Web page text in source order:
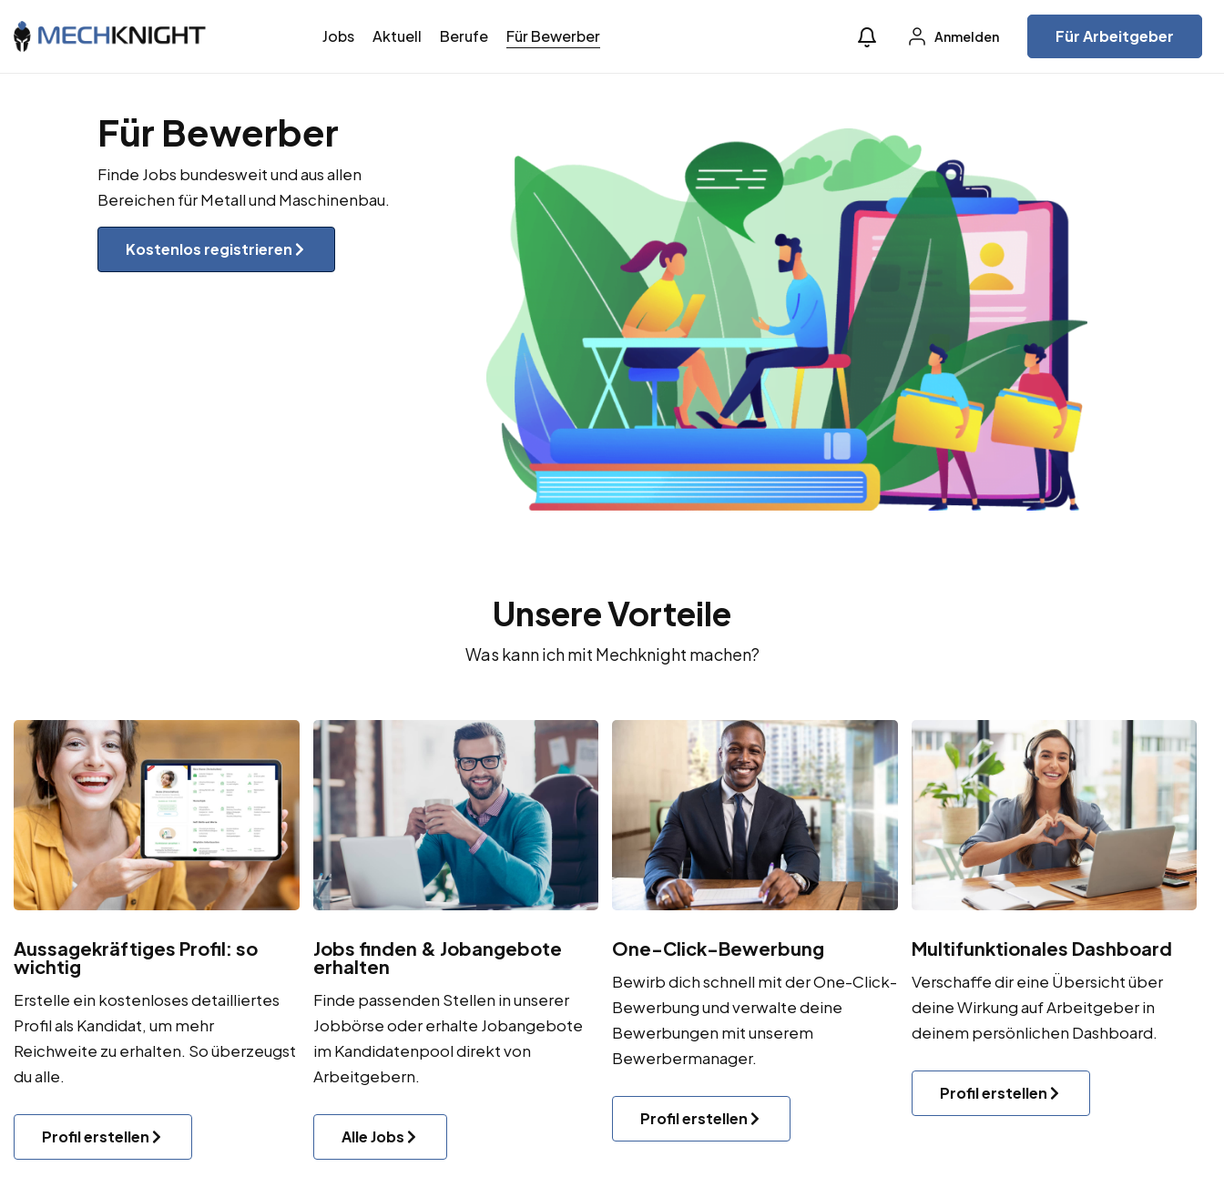
Jobs Aktuell Berufe Für Bewerber Anmelden Für Arbeitgeber
Für Bewerber
Finde Jobs bundesweit und aus allen
Bereichen für Metall und Maschinenbau.
Kostenlos registrieren
Unsere Vorteile
Was kann ich mit Mechknight machen?
Aussagekräftiges Profil: so
wichtig
Erstelle ein kostenloses detailliertes
Profil als Kandidat, um mehr
Reichweite zu erhalten. So überzeugst
du alle.
Profil erstellen
Jobs finden & Jobangebote
erhalten
Finde passenden Stellen in unserer
Jobbörse oder erhalte Jobangebote
im Kandidatenpool direkt von
Arbeitgebern.
Alle Jobs
One-Click-Bewerbung
Bewirb dich schnell mit der One-Click-
Bewerbung und verwalte deine
Bewerbungen mit unserem
Bewerbermanager.
Profil erstellen
Multifunktionales Dashboard
Verschaffe dir eine Übersicht über
deine Wirkung auf Arbeitgeber in
deinem persönlichen Dashboard.
Profil erstellen